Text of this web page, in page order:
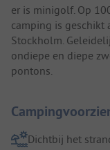
er is minigolf. Op
camping is geschikt
Stockholm.
ondiepe en diepe
pontons.
Dichtbij het